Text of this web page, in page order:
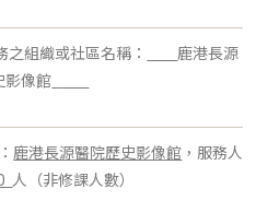
之組織或社區名稱：
鹿港長源
影像館
鹿港長源醫院歷史影像館 ，服務人
人（非修課人數）